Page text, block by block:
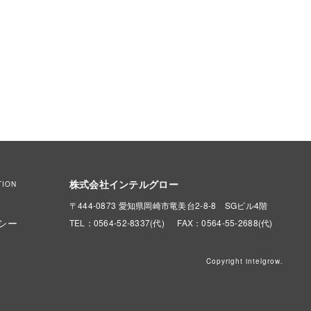
ー
株式会社インテルグロー
〒444-0873 愛知県岡崎市竜美台2-8-8 SGビル4階
TEL：0564-52-8337(代)
FAX：0564-55-2688(代)
Copyright intelgrow.